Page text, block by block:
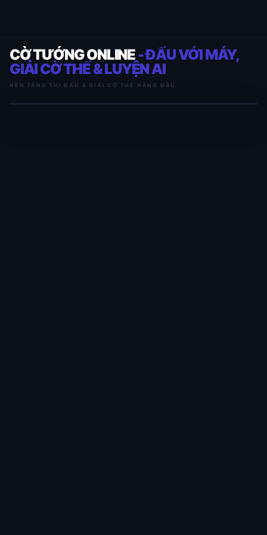
CỜ TƯỚNG ONLINE- ĐẤU VỚI MÁY,
GIẢI CỜ THẾ & LUYỆN AI
NỀN TẢNG THI ĐẤU & GIẢI CỜ THẾ HÀNG ĐẦU